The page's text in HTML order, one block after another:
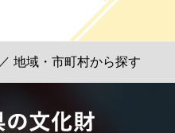
／ 地域・市町村から探す